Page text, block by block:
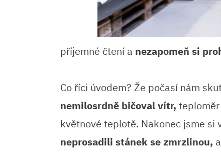
příjemné čtení a nezapomeň si
Co říci úvodem? Že počasí nám
nemilosrdně bičoval vítr,
květnové teplotě. Nakonec jsme si
neprosadili stánek se zmrzlinou,